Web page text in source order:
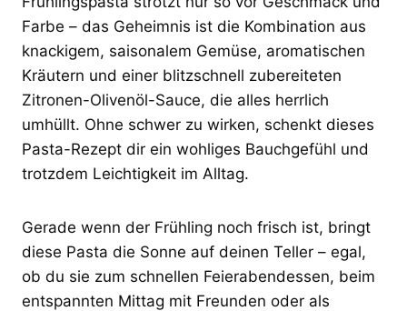
Farbe – das Geheimnis ist die Kombination aus
knackigem, saisonalem Gemüse, aromatischen
Kräutern und einer blitzschnell zubereiteten
Zitronen-Olivenöl-Sauce, die alles herrlich
umhüllt. Ohne schwer zu wirken, schenkt dieses
Pasta-Rezept dir ein wohliges Bauchgefühl und
trotzdem Leichtigkeit im Alltag.
Gerade wenn der Frühling noch frisch ist, bringt
diese Pasta die Sonne auf deinen Teller – egal,
ob du sie zum schnellen Feierabendessen, beim
entspannten Mittag mit Freunden oder als